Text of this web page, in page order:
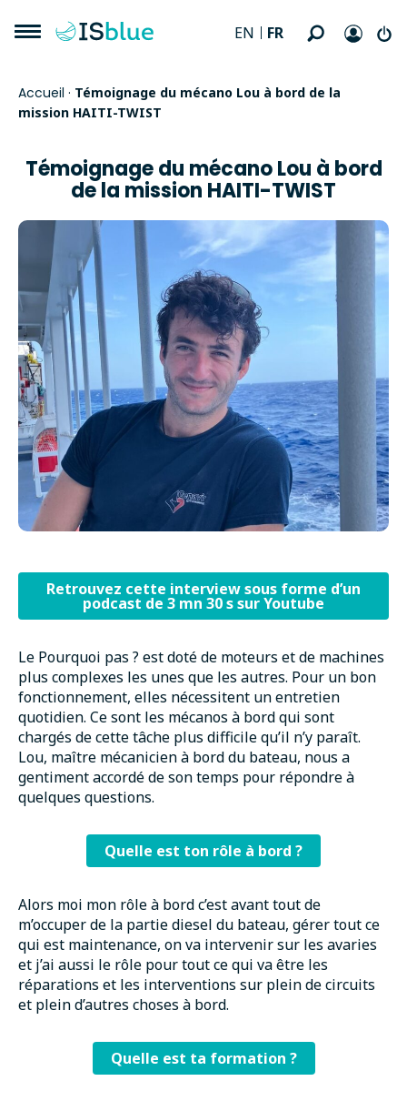
EN FR
Accueil · Témoignage du mécano Lou à bord de la
mission HAITI-TWIST
Témoignage du mécano Lou à bord
de la mission HAITI-TWIST
Retrouvez cette interview sous forme d’un
podcast de 3 mn 30 s sur Youtube
Le Pourquoi pas ? est doté de moteurs et de machines
plus complexes les unes que les autres. Pour un bon
fonctionnement, elles nécessitent un entretien
quotidien. Ce sont les mécanos à bord qui sont
chargés de cette tâche plus difficile qu’il n’y paraît.
Lou, maître mécanicien à bord du bateau, nous a
gentiment accordé de son temps pour répondre à
quelques questions.
Quelle est ton rôle à bord ?
Alors moi mon rôle à bord c’est avant tout de
m’occuper de la partie diesel du bateau, gérer tout ce
qui est maintenance, on va intervenir sur les avaries
et j’ai aussi le rôle pour tout ce qui va être les
réparations et les interventions sur plein de circuits
et plein d’autres choses à bord.
Quelle est ta formation ?